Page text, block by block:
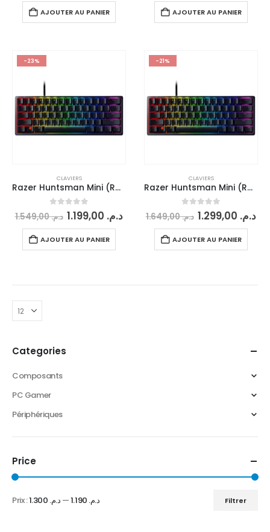
AJOUTER AU PANIER AJOUTER AU PANIER
-23%
CLAVIERS
Razer Huntsman Mini (Razer Optical Purple)
sur 5د.م.1.549,00 د.م.
AJOUTER AU PANIER
-21%
CLAVIERS
Razer Huntsman Mini (Razer Optical Red)
sur 5د.م.1.649,00 د.م.
AJOUTER AU PANIER
Categories
Composants
PC Gamer
Périphériques
Price
Filtrer
Prix : د.م. 1.190 — د.م. 1.300